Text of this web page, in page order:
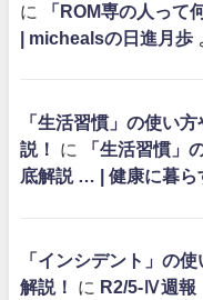
に
「ROM専の人って
| michealsの日進月歩
「生活習慣」の使い
説！
に
「生活習慣」
底解説 … | 健康に暮ら
「インシデント」の
解説！
に R2/5-Ⅳ週報